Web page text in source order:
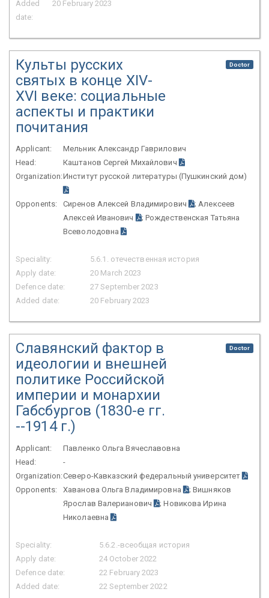
Added
date:
20 February 2023
Культы русских
святых в конце XIV-
XVI веке: социальные
аспекты и практики
почитания
Doctor
Applicant:
Мельник Александр Гаврилович
Head:
Каштанов Сергей Михайлович
Organization:Институт русской литературы (Пушкинский дом)
Opponents: Сиренов Алексей Владимирович
; Алексеев
Алексей Иванович
; Рождественская Татьяна
Всеволодовна
Speciality:
5.6.1. отечественная история
Apply date:
20 March 2023
Defence date:
27 September 2023
Added date:
20 February 2023
Славянский фактор в
идеологии и внешней
политике Российской
империи и монархии
Габсбургов (1830-е гг.
--1914 г.)
Doctor
Applicant:
Павленко Ольга Вячеславовна
Head:
-
Organization:Северо-Кавказский федеральный университет
Opponents:
Хаванова Ольга Владимировна
; Вишняков
Ярослав Валерианович
; Новикова Ирина
Николаевна
Speciality:
5.6.2.-всеобщая история
Apply date:
24 October 2022
Defence date:
22 February 2023
Added date:
22 September 2022